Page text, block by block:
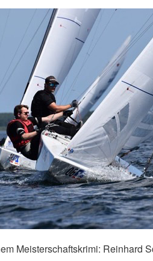
Meisterschaftskrimi: Reinhard